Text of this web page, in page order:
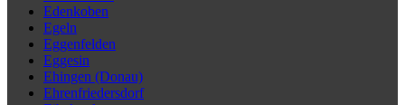
Edenkoben
Egeln
Eggenfelden
Eggesin
Ehingen (Donau)
Ehrenfriedersdorf